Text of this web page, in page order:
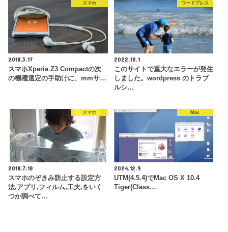
スマホ
2018.3.17
スマホXperia Z3 Compactの次
の機種選定の手助けに、mmサ…
ワードプレス
2022.10.1
このサイトで重大なエラーが発生
しました。wordpress のトラブ
ルシ…
スマホ
2018.7.18
スマホのぞきみ防止する設定方
法,アプリ,フィルム,工夫,をいく
つか調べて…
Mac
2024.12.9
UTM(4.5.4)でMac OS X 10.4
Tiger(Class…